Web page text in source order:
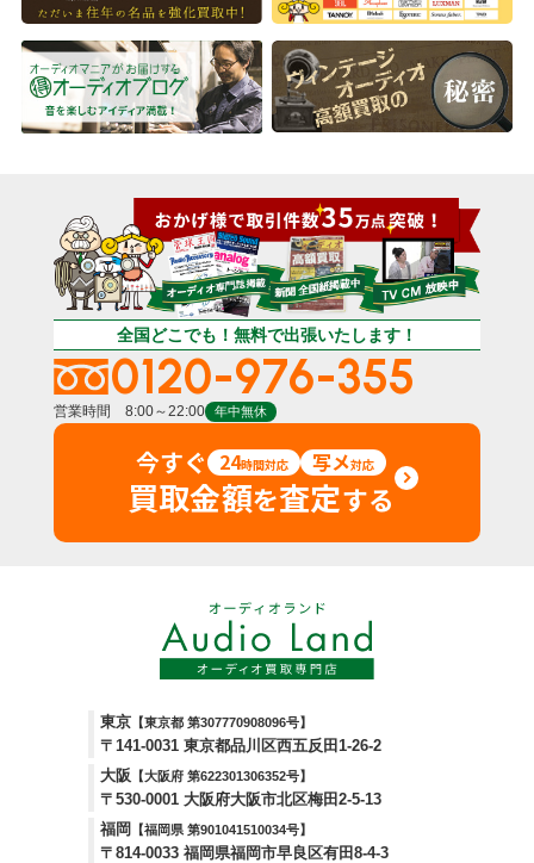
全国どこでも！無料で出張いたします！
0120-976-355
営業時間 8:00～22:00 年中無休
今すぐ 24時間対応 写メ対応
買取金額を査定する
東京 【東京都 第307770908096号】
〒141-0031 東京都品川区西五反田1-26-2
大阪
【大阪府 第622301306352号】
〒530-0001 大阪府大阪市北区梅田2-5-13
福岡
【福岡県 第901041510034号】
〒814-0033 福岡県福岡市早良区有田8-4-3